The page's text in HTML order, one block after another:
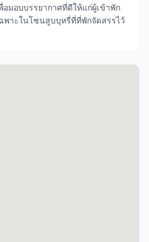
มอบบรรยากาศที่ดีให้แก่ผู้เข้าพัก
พาะในโซนสูบบุหรี่ที่ที่พักจัดสรรไว้